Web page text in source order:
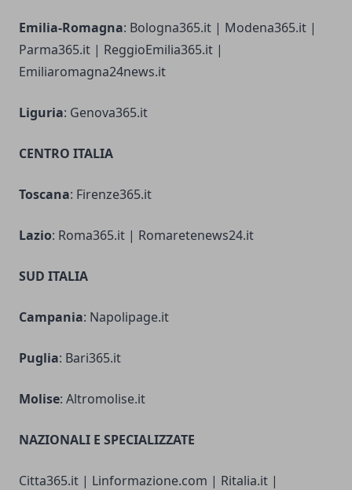
Emilia-Romagna: Bologna365.it | Modena365.it |
Parma365.it | ReggioEmilia365.it |
Emiliaromagna24news.it
Liguria: Genova365.it
CENTRO ITALIA
Toscana: Firenze365.it
Lazio: Roma365.it | Romaretenews24.it
SUD ITALIA
Campania: Napolipage.it
Puglia: Bari365.it
Molise: Altromolise.it
NAZIONALI E SPECIALIZZATE
Citta365.it | Linformazione.com | Ritalia.it |